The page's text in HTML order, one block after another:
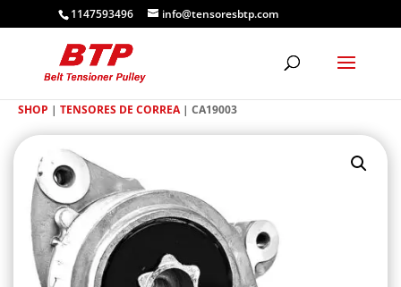
1147593496 info@tensoresbtp.com
SHOP | TENSORES DE CORREA| CA19003